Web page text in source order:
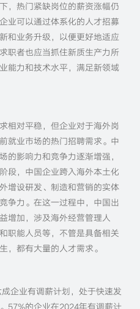
，热门紧缺岗位的薪资涨幅仍
业可以通过体系化的人才招募
和业务升级，以便更好地适应
职者也应当抓住新质生产力所
能力和技术水平，满足新领域
相对平稳，但企业对于海外岗
就业市场的热门招聘需求。中
的影响力和竞争力逐渐增强，
段，中国企业跨入海外本土化
增设研发、制造和营销的实体
争力。在这一过程中，中国出
增加，涉及海外经营管理人
职能人员等，不管是具备相关
，都有大量的人才需求。
企业有调薪计划，处于快速发
57%的企业在2024年有调薪计